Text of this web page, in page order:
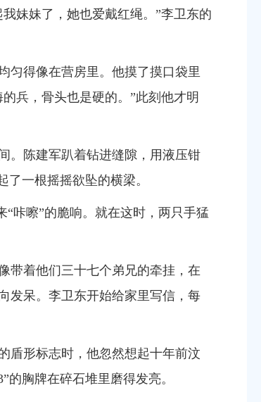
妹妹了，她也爱戴红绳。 ”李卫东的
匀得像在营房里。他摸了摸口袋里
兵，骨头也是硬的。 ”此刻他才明
。陈建军趴着钻进缝隙，用液压钳
一根摇摇欲坠的横梁。
“咔嚓”的脆响。就在这时，两只手猛
带着他们三十七个弟兄的牵挂，在
发呆。李卫东开始给家里写信，每
盾形标志时，他忽然想起十年前汶
”的胸牌在碎石堆里磨得发亮。